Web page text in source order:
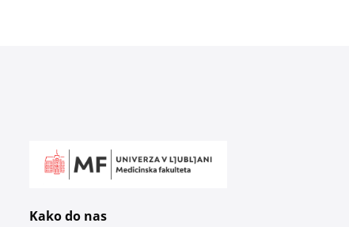
Kako do nas